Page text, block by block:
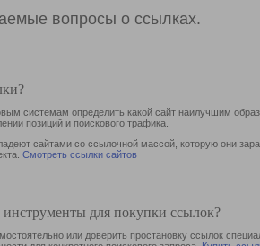
вопросы о ссылках.
системам определить какой сайт наилучшим
позиций и поискового трафика.
сайтами со ссылочной массой, которую они
Смотреть ссылки сайтов
для покупки ссылок?
или доверить простановку ссылок